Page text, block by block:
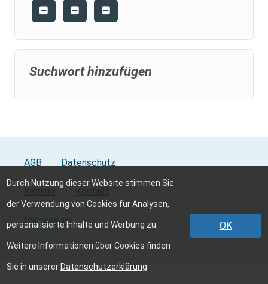
Suchwort hinzufügen
AGB Datenschutz
Impressum
Durch Nutzung dieser Website stimmen Sie
der Verwendung von Cookies für Analysen,
personalisierte Inhalte und Werbung zu.
Weitere Informationen über Cookies finden
Sie in unserer Datenschutzerklärung
OK